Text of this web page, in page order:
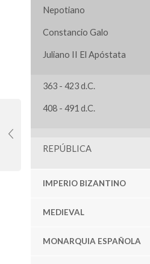
Nepotiano
Constancio Galo
Juliano II El Apóstata
363 - 423 d.C.
408 - 491 d.C.
REPÚBLICA
IMPERIO BIZANTINO
MEDIEVAL
MONARQUIA ESPAÑOLA